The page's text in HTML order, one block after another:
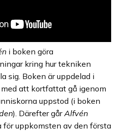
i boken göra
kring hur tekniken
sig. Boken är uppdelad i
att kortfattat gå igenom
uppstod (i boken
). Därefter gårAlfvén
för uppkomsten av den första